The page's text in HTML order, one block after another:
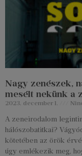
Nagy zenészek,
mesélt nekünk a
2023. december 1.
A zeneirodalom
hálószobatitkai?
kötetében az örök
úgy emlékezik meg,